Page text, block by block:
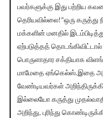
பவர்களுக்கு இது பற்றிய
தெரியவில்லை!“ஒரு
மக்களின் மனதில்
ஏற்படுத்தத்
பொருளாதார சக்தியாக
மாமேதை ஏங்கெல்ஸ்.இதை
வேண்டியவர்கள்
இல்லையோ கருத்து
அறிந்து, புரிந்து